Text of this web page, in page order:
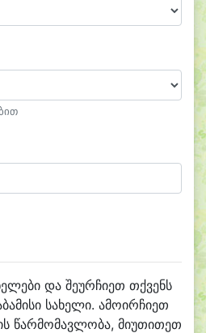
და შეურჩიეთ თქვენს
სახელი. ამოირჩიეთ
წარმომავლობა, მიუთითეთ